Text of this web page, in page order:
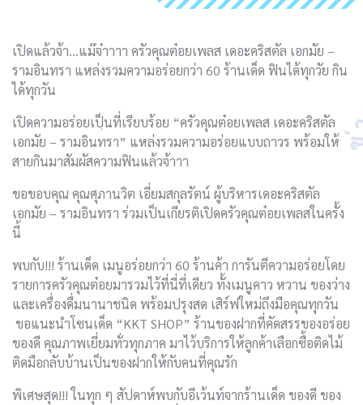
เปิดแล้วจ้า…แม๊จ๋าาาา ครัวคุณต๋อยเพลส เดอะคริสตัล เอกมัย –
รามอินทรา แหล่งรวมความอร่อยกว่า 60 ร้านเด็ด ฟินได้ทุกวัย กิน
ได้ทุกวัน
เปิดความอร่อยเปฺ็นที่เรียบร้อย “ครัวคุณต๋อยเพลส เดอะคริสตัล
เอกมัย – รามอินทรา” แหล่งรวมความอร่อยแบบถาวร พร้อมให้
สายกินมาสัมผัสความฟินแล้วจ้าาา
ขอขอบคุณ คุณศุภานวิต เอี่ยมสกุลรัตน์ ผู้บริหารเดอะคริสตัล
เอกมัย – รามอินทรา ร่วมเป็นเกียรติเปิดครัวคุณต๋อยเพลสในครั้ง
นี้
พบกับ!!! ร้านเด็ด เมนูอร่อยกว่า 60 ร้านค้า การันตีความอร่อยโดย
รายการครัวคุณต๋อยมารวมไว้ที่นี่ที่เดียว ทั้งเมนูคาว หวาน ของว่าง
และเครื่องดื่มนานาชนิด พร้อมปรุงสด เสิร์ฟใหม่ถึงมือคุณทุกวัน
ขอแนะนำโซนเด็ด “KKT SHOP” ร้านของฝากที่คัดสรรของอร่อย
ของดี คุณภาพเยี่ยมทั่วทุกภาค มาไว้บริการให้ลูกค้าเลือกซื้อติดไม้
ติดมือกลับบ้านเป็นของฝากให้กับคนที่คุณรัก
พิเศษสุด!!! ในทุก ๆ สัปดาห์พบกับอีเว้นท์จากร้านเด็ด ของดี ของ